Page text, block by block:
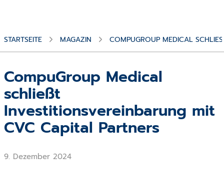
STARTSEITE MAGAZIN COMPUGROUP MEDICAL
CompuGroup Medical
schließt
Investitionsvereinbarung mit
CVC Capital Partners
9. Dezember 2024